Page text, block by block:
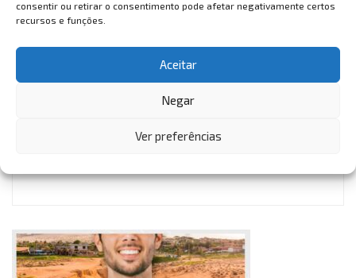
consentir ou retirar o consentimento pode afetar negativamente certos
recursos e funções.
Aceitar
Negar
Ver preferências
rainha elizabeth
VemTambém